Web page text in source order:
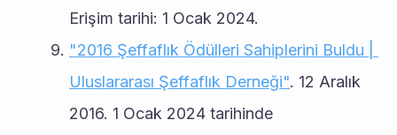
Erişim tarihi: 1 Ocak 2024.
"2016 Şeffaflık Ödülleri Sahiplerini Buldu |
Uluslararası Şeffaflık Derneği". 12 Aralık
2016. 1 Ocak 2024 tarihinde